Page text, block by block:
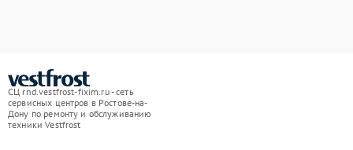
СЦ rnd.vestfrost-fixim.ru - сеть
сервисных центров в Ростове-на-
Дону по ремонту и обслуживанию
техники Vestfrost